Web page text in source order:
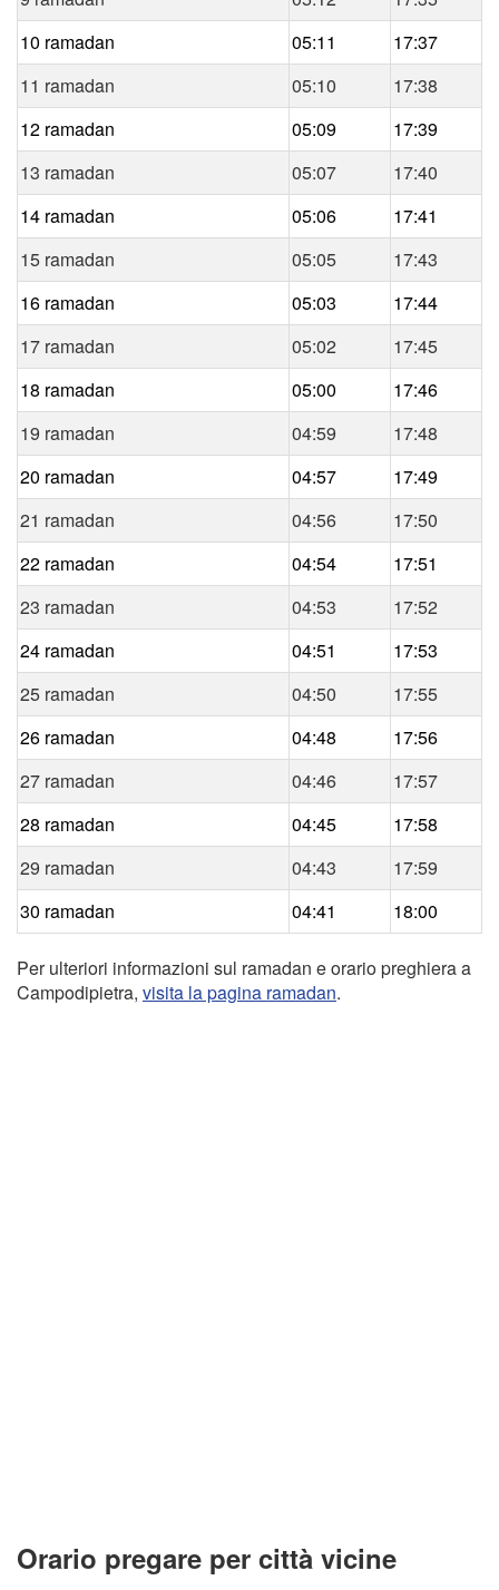
10 ramadan
05:11
17:37
11 ramadan
05:10
17:38
12 ramadan
05:09
17:39
13 ramadan
05:07
17:40
14 ramadan
05:06
17:41
15 ramadan
05:05
17:43
16 ramadan
05:03
17:44
17 ramadan
05:02
17:45
18 ramadan
05:00
17:46
19 ramadan
04:59
17:48
20 ramadan
04:57
17:49
21 ramadan
04:56
17:50
22 ramadan
04:54
17:51
23 ramadan
04:53
17:52
24 ramadan
04:51
17:53
25 ramadan
04:50
17:55
26 ramadan
04:48
17:56
27 ramadan
04:46
17:57
28 ramadan
04:45
17:58
29 ramadan
04:43
17:59
30 ramadan
04:41 18:00
Per ulteriori informazioni sul ramadan e orario preghiera a
Campodipietra, visita la pagina ramadan.
Orario pregare per città vicine